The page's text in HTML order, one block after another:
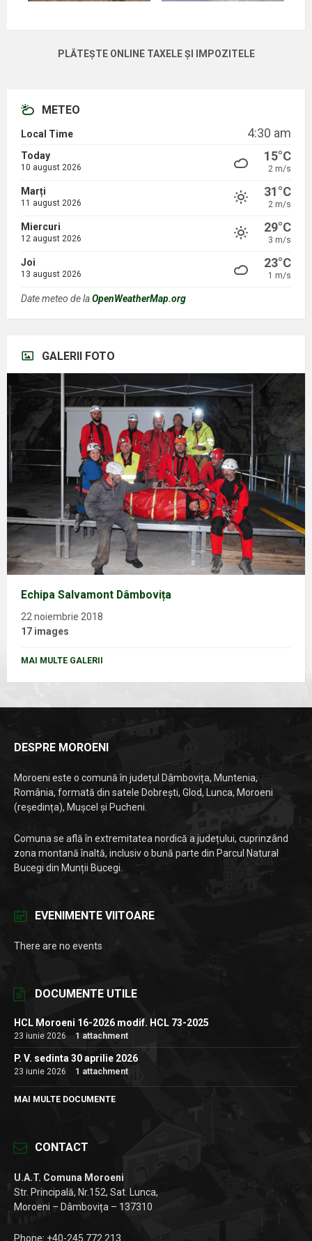
PLĂTEȘTE ONLINE TAXELE ȘI IMPOZITELE
METEO
Local Time 4:30 am
Today
10 august 2026
15°C
2 m/s
Marți
11 august 2026
31°C
2 m/s
Miercuri
12 august 2026
29°C
3 m/s
Joi
13 august 2026
23°C
1 m/s
Date meteo de laOpenWeatherMap.org
GALERII FOTO
Echipa Salvamont Dâmbovița
22 noiembrie 2018
17 images
MAI MULTE GALERII
DESPRE MOROENI
Moroeni este o comună în județul Dâmbovița, Muntenia,
România, formată din satele Dobrești, Glod, Lunca, Moroeni
(reședința), Mușcel și Pucheni.
Comuna se află în extremitatea nordică a județului, cuprinzând
zona montană înaltă, inclusiv o bună parte din Parcul Natural
Bucegi din Munții Bucegi.
EVENIMENTE VIITOARE
There are no events
DOCUMENTE UTILE
HCL Moroeni 16-2026 modif. HCL 73-2025
23 iunie 2026 1 attachment
P. V. sedinta 30 aprilie 2026
23 iunie 2026 1 attachment
MAI MULTE DOCUMENTE
CONTACT
U.A.T. Comuna Moroeni
Str. Principală, Nr.152, Sat. Lunca,
Moroeni – Dâmbovița – 137310
Phone: +40-245.772.213